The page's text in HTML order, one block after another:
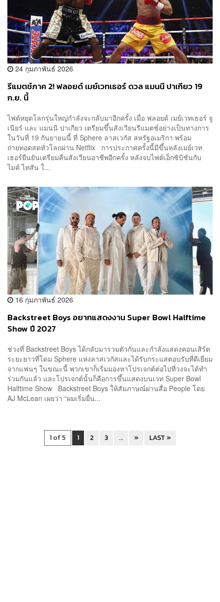
24 กุมภาพันธ์ 2026
รีแมตช์ภาค 2! ฟลอยด์ เมย์เวทเธอร์ ดวล แมนนี ปาเกียว 19
ก.ย. นี้
ไฟต์หยุดโลกรุ่นใหญ่กำลังจะกลับมาอีกครั้ง เมื่อ ฟลอยด์ เมย์เวทเธอร์ จู
เนียร์ และ แมนนี ปาเกียว เตรียมขึ้นสังเวียนรีแมตช์อย่างเป็นทางการ
ในวันที่ 19 กันยายนนี้ ที่ Sphere ลาสเวกัส สหรัฐอเมริกา พร้อม
ถ่ายทอดสดทั่วโลกผ่าน Netflix การประกาศครั้งนี้มีขึ้นหลังเมย์เวท
เธอร์ยืนยันเตรียมคืนสังเวียนอาชีพอีกครั้ง หลังจบไฟต์เอ็กซิบิชันกับ
ไมค์ ไทสัน ใ...
16 กุมภาพันธ์ 2026
Backstreet Boys อยากแสดงงาน Super Bowl Halftime
Show ปี 2027
ช่วงที่ Backstreet Boys ได้กลับมารวมตัวกันและกำลังแสดงคอนเสิร์ต
ระยะยาวที่โดม Sphere แห่งลาสเวกัสและได้รับกระแสตอบรับที่ดีเยี่ยม
จากแฟนๆ ในขณะนี้ พวกเขาก็เริ่มมองหาโปรเจกต์ต่อไปที่วงจะได้ทำ
ร่วมกันแล้ว และโปรเจกต์นั้นก็คือการขึ้นแสดงบนเวท Super Bowl
Halftime Show Backstreet Boys ให้สัมภาษณ์ผ่านสื่อ People โดย
AJ McLean เผยว่า “ผมเริ่มยื่น...
1 of 5 1 2 3 ... » LAST »